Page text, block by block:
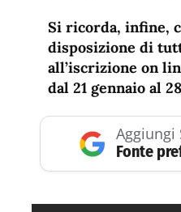
Si ricorda, infine,
disposizione di
all’iscrizione on
dal 21 gennaio al
Aggiungi
Fonte